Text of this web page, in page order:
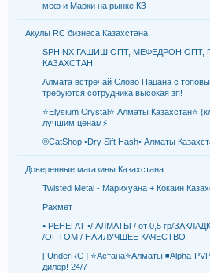
меф и Марки на рынке КЗ
Акулы RC бизнеса Казахстана
SPHINX ГАШИШ ОПТ, МЕФЕДРОН ОПТ,
КАЗАХСТАН.
Алмата встречай Слово Пацана с
требуются сотрудника высокая зп!
⭐Elysium Crystal⭐ Алматы Казахстан⭐
лучшим ценам⚡
®CatShop •Dry Sift Hash• Алматы
Доверенные магазины Казахстана
Twisted Metal - Марихуана + Кокаин
Рахмет
⦁ ΡΕΗΕΓΑΤ ⦁/ АЛМАТЫ / от 0,5 гр/
/ОПТОМ / НАИЛУЧШЕЕ КАЧЕСТВО
[ UnderRC ] ⭐Астана⭐Алматы ◾Alpha-
дилер! 24/7